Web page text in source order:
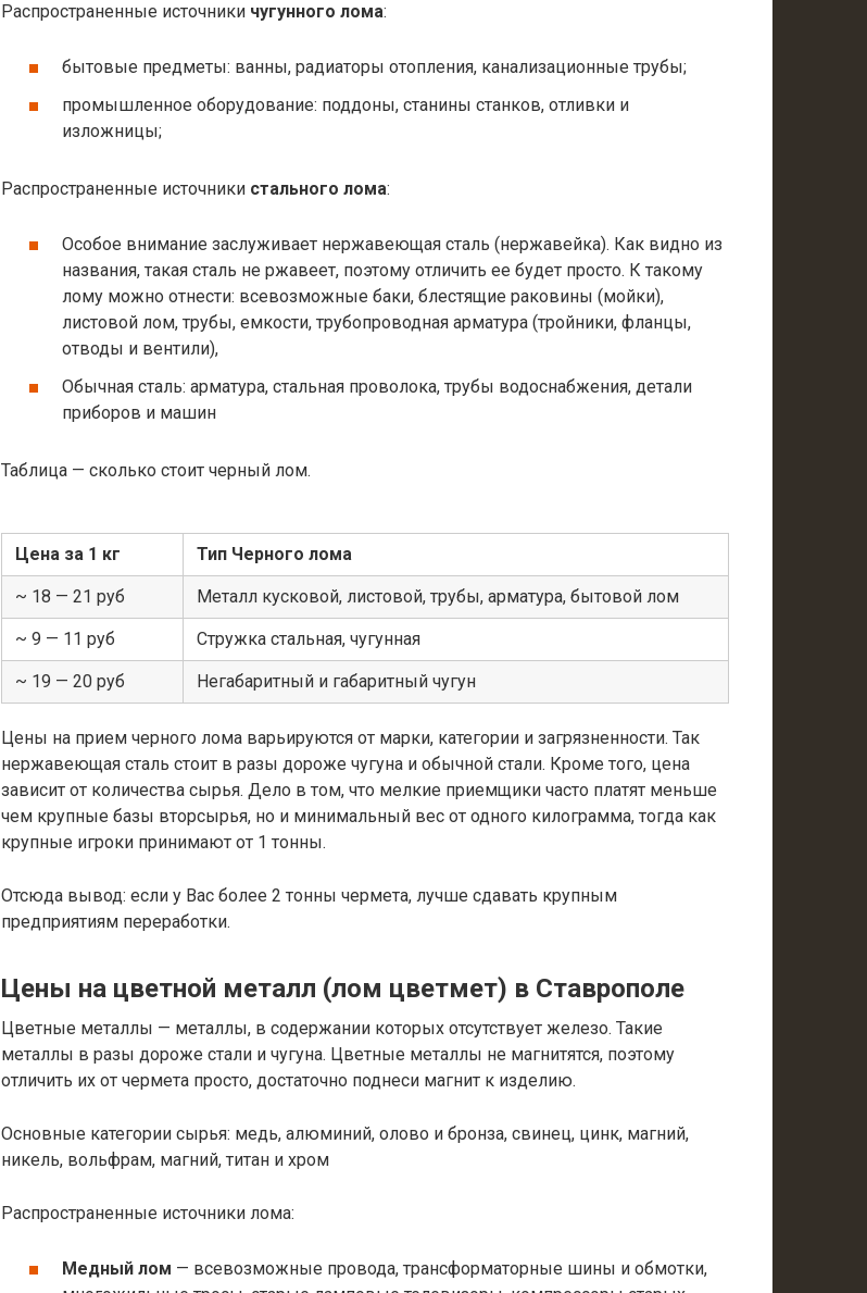
Распространенные источники чугунного лома:
бытовые предметы: ванны, радиаторы отопления, канализационные трубы;
промышленное оборудование: поддоны, станины станков, отливки и
изложницы;
Распространенные источники стального лома:
Особое внимание заслуживает нержавеющая сталь (нержавейка). Как видно из
названия, такая сталь не ржавеет, поэтому отличить ее будет просто. К такому
лому можно отнести: всевозможные баки, блестящие раковины (мойки),
листовой лом, трубы, емкости, трубопроводная арматура (тройники, фланцы,
отводы и вентили),
Обычная сталь: арматура, стальная проволока, трубы водоснабжения, детали
приборов и машин
Таблица — сколько стоит черный лом.
Цена за 1 кг Тип Черного лома
~ 18 — 21 руб Металл кусковой, листовой, трубы, арматура, бытовой лом
~ 9 — 11 руб Стружка стальная, чугунная
~ 19 — 20 руб Негабаритный и габаритный чугун
Цены на прием черного лома варьируются от марки, категории и загрязненности. Так
нержавеющая сталь стоит в разы дороже чугуна и обычной стали. Кроме того, цена
зависит от количества сырья. Дело в том, что мелкие приемщики часто платят меньше
чем крупные базы вторсырья, но и минимальный вес от одного килограмма, тогда как
крупные игроки принимают от 1 тонны.
Отсюда вывод: если у Вас более 2 тонны чермета, лучше сдавать крупным
предприятиям переработки.
Цены на цветной металл (лом цветмет) в Ставрополе
Цветные металлы — металлы, в содержании которых отсутствует железо. Такие
металлы в разы дороже стали и чугуна. Цветные металлы не магнитятся, поэтому
отличить их от чермета просто, достаточно поднеси магнит к изделию.
Основные категории сырья: медь, алюминий, олово и бронза, свинец, цинк, магний,
никель, вольфрам, магний, титан и хром
Распространенные источники лома:
Медный лом — всевозможные провода, трансформаторные шины и обмотки,